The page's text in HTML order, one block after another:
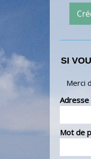
SI
Merci
Adresse
Mot de